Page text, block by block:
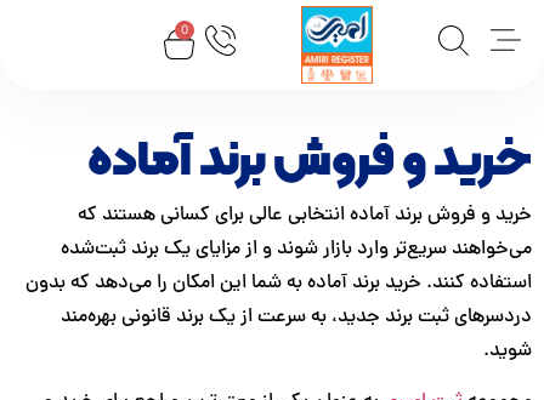
0
و فروش برند آماده
و فروش برند آماده انتخابی عالی برای کسانی هستند که
سریع‌تر وارد بازار شوند و از مزایای یک برند ثبت‌شده
کنند. خرید برند آماده به شما این امکان را می‌دهد که بدون
ثبت برند جدید، به سرعت از یک برند قانونی بهره‌مند